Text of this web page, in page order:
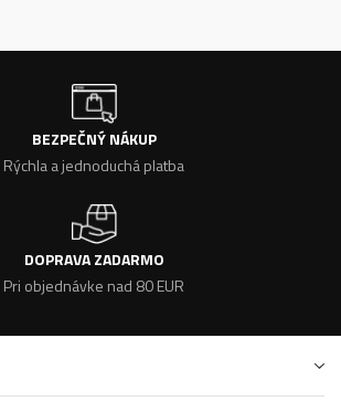
BEZPEČNÝ NÁKUP
Rýchla a jednoduchá platba
DOPRAVA ZADARMO
Pri objednávke nad 80 EUR